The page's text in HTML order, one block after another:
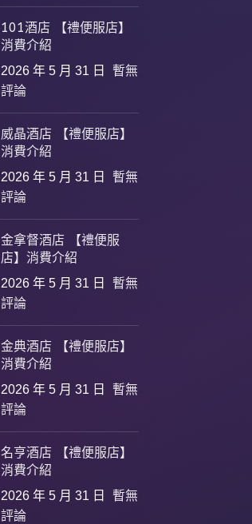
101酒店 【禮便服店】
消費介紹
2026 年 5 月 31 日
暫無
評論
威晶酒店 【禮便服店】
消費介紹
2026 年 5 月 31 日
暫無
評論
金拿督酒店 【禮便服
店】消費介紹
2026 年 5 月 31 日
暫無
評論
金典酒店 【禮便服店】
消費介紹
2026 年 5 月 31 日
暫無
評論
名亨酒店 【禮便服店】
消費介紹
2026 年 5 月 31 日
暫無
評論